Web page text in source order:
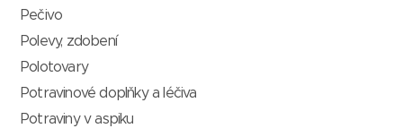
Pečivo
Polevy, zdobení
Polotovary
Potravinové doplňky a léčiva
Potraviny v aspiku